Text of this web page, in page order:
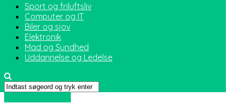
Sport og friluftsliv
Computer og IT
Biler og sjov
Elektronik
Mad og Sundhed
Uddannelse og Ledelse